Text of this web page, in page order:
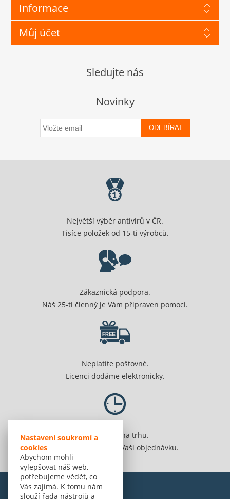
Nastavení soukromí a
cookies
Abychom mohli
vylepšovat náš web,
potřebujeme vědět, co
Vás zajímá. K tomu nám
slouží řada nástrojů a
Informace
Můj účet
Sledujte nás
Novinky
ODEBÍRAT
Největší výběr antivirů v ČR.
Tisíce položek od 15-ti výrobců.
Zákaznická podpora.
Náš 25-ti členný je Vám připraven pomoci.
Neplatíte poštovné.
Licenci dodáme elektronicky.
Jsme 20 let na trhu.
Spolehlivě vyřídíme Vaši objednávku.